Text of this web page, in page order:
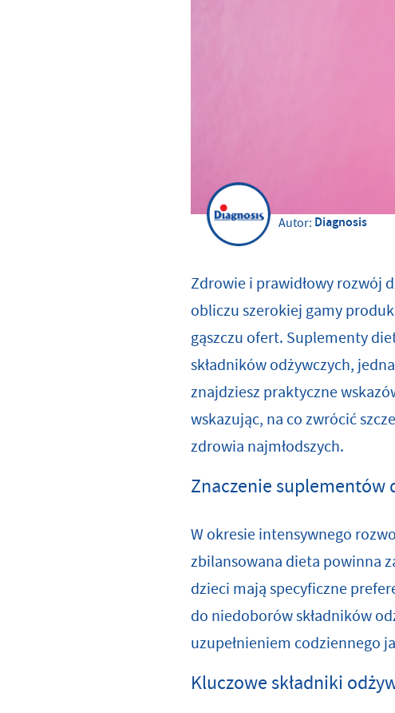
Autor: Diagnosis
Zdrowie i prawidłowy rozwój
obliczu szerokiej gamy
gąszczu ofert. Suplementy
składników odżywczych,
znajdziesz praktyczne
wskazując, na co zwrócić
zdrowia najmłodszych.
Znaczenie suplementów
W okresie intensywnego
zbilansowana dieta powinna
dzieci mają specyficzne
do niedoborów składników
uzupełnieniem codziennego
Kluczowe składniki